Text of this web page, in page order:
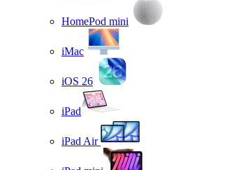
HomePod mini
iMac
iOS 26
iPad
iPad Air